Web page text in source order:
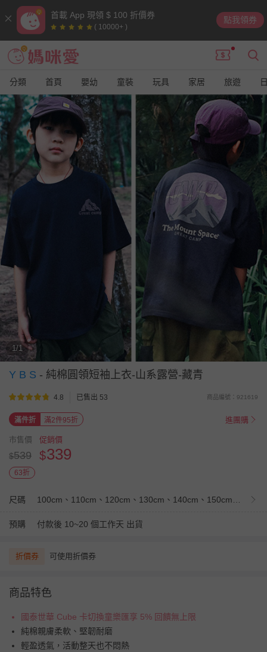
首載 App 現領 $ 100 折價券
( 10000+ )
點我領券
分類 首頁 嬰幼 童裝 玩具 家居 旅遊
1/1
Y B S - 純棉圓領短袖上衣-山系露營-藏青
4.8 已售出 53 商品編號：921619
滿件折 滿2件95折 進團購
市售價
$539
促銷價
$339
63折
尺碼
預購 付款後 10~20 個工作天 出貨
折價券 可使用折價券
商品特色
國泰世華 Cube 卡切換童樂匯享 5% 回饋無上限
純棉親膚柔軟、堅韌耐磨
輕盈透氣，活動整天也不悶熱